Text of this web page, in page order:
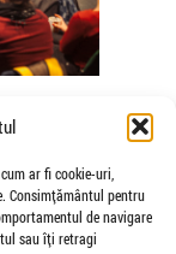
ar fi cookie-uri,
Consimțământul pentru
de navigare
sau îți retragi